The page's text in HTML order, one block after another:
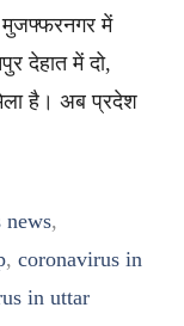
मुजफ्फरनगर में
देहात में दो,
है। अब प्रदेश
news,
, coronavirus in
in uttar